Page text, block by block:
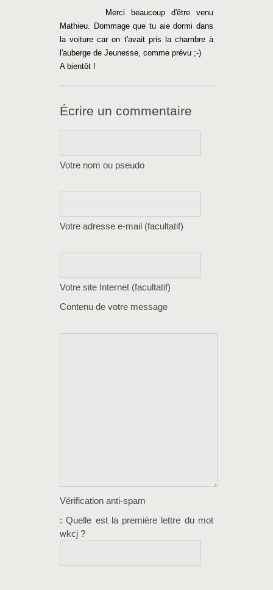
Merci beaucoup d'être venu
Mathieu. Dommage que tu aie dormi dans
la voiture car on t'avait pris la chambre à
l'auberge de Jeunesse, comme prévu ;-)
A bientôt !
Écrire un commentaire
Votre nom ou pseudo
Votre adresse e-mail (facultatif)
Votre site Internet (facultatif)
Contenu de votre message
Vérification anti-spam
: Quelle est la première lettre du mot
wkcj ?